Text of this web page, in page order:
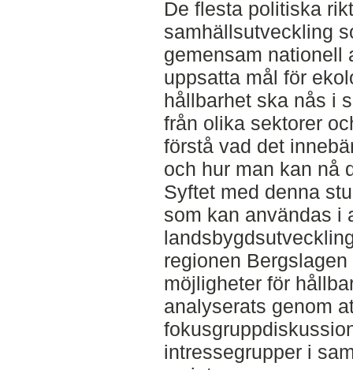
De flesta politiska
samhällsutveckling
gemensam nationell
uppsatta mål för
hållbarhet ska nås i
från olika sektorer
förstå vad det
och hur man kan nå
Syftet med denna
som kan användas i
regionen
möjligheter för
analyserats genom
intressegrupper i